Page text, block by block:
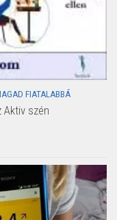
FIATALABBÁ
Aktiv szén